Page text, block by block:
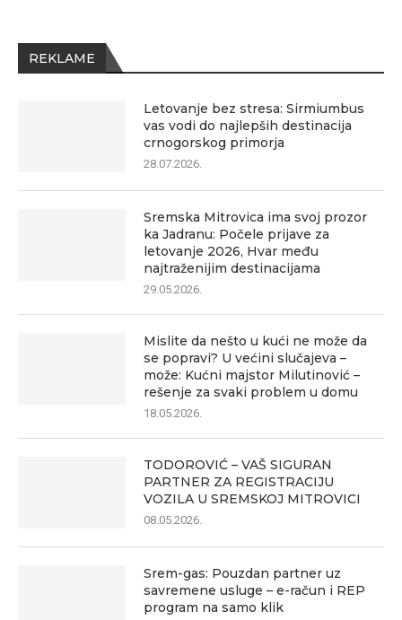
REKLAME
Letovanje bez stresa: Sirmiumbus
vas vodi do najlepših destinacija
crnogorskog primorja
28.07.2026.
Sremska Mitrovica ima svoj prozor
ka Jadranu: Počele prijave za
letovanje 2026, Hvar među
najtraženijim destinacijama
29.05.2026.
Mislite da nešto u kući ne može da
se popravi? U većini slučajeva –
može: Kućni majstor Milutinović –
rešenje za svaki problem u domu
18.05.2026.
TODOROVIĆ – VAŠ SIGURAN
PARTNER ZA REGISTRACIJU
VOZILA U SREMSKOJ MITROVICI
08.05.2026.
Srem-gas: Pouzdan partner uz
savremene usluge – e-račun i REP
program na samo klik